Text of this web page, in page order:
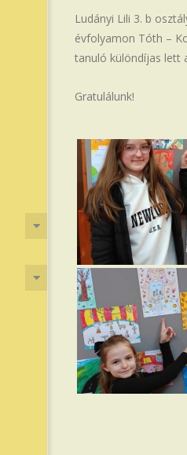
Ludányi Lili 3. b
évfolyamon Tóth –
tanuló különdíjas lett
Gratulálunk!